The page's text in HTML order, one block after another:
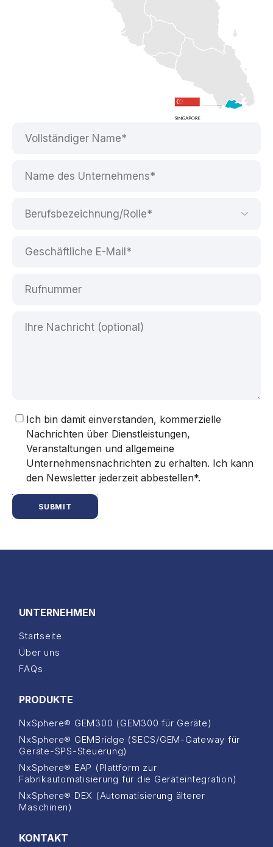
Ich bin damit einverstanden, kommerzielle
Nachrichten über Dienstleistungen,
Veranstaltungen und allgemeine
Unternehmensnachrichten zu erhalten. Ich kann
den Newsletter jederzeit abbestellen*.
SUBMIT
UNTERNEHMEN
Startseite
Über uns
FAQs
PRODUKTE
NxSphere® GEM300 (GEM300 für Geräte)
NxSphere® GEMBridge (SECS/GEM-Gateway für
Geräte-SPS-Steuerung)
NxSphere® EAP (Plattform zur
Fabrikautomatisierung für die Geräteintegration)
NxSphere® DEX (Automatisierung älterer
Maschinen)
KONTAKT